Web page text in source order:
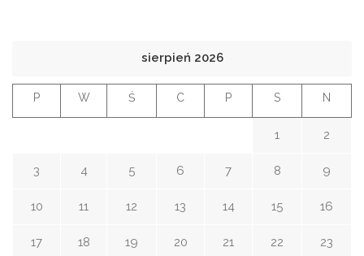
sierpień 2026
P W Ś C P S N
1 2
3 4 5 6 7 8 9
10 11 12 13 14 15 16
17 18 19 20 21 22 23